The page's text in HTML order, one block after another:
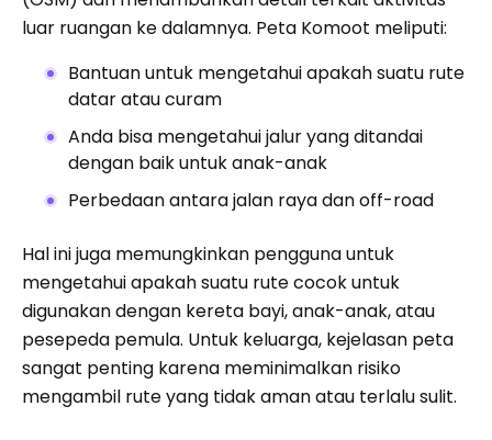
luar ruangan ke dalamnya. Peta Komoot meliputi:
Bantuan untuk mengetahui apakah suatu rute
datar atau curam
Anda bisa mengetahui jalur yang ditandai
dengan baik untuk anak-anak
Perbedaan antara jalan raya dan off-road
Hal ini juga memungkinkan pengguna untuk
mengetahui apakah suatu rute cocok untuk
digunakan dengan kereta bayi, anak-anak, atau
pesepeda pemula. Untuk keluarga, kejelasan peta
sangat penting karena meminimalkan risiko
mengambil rute yang tidak aman atau terlalu sulit.